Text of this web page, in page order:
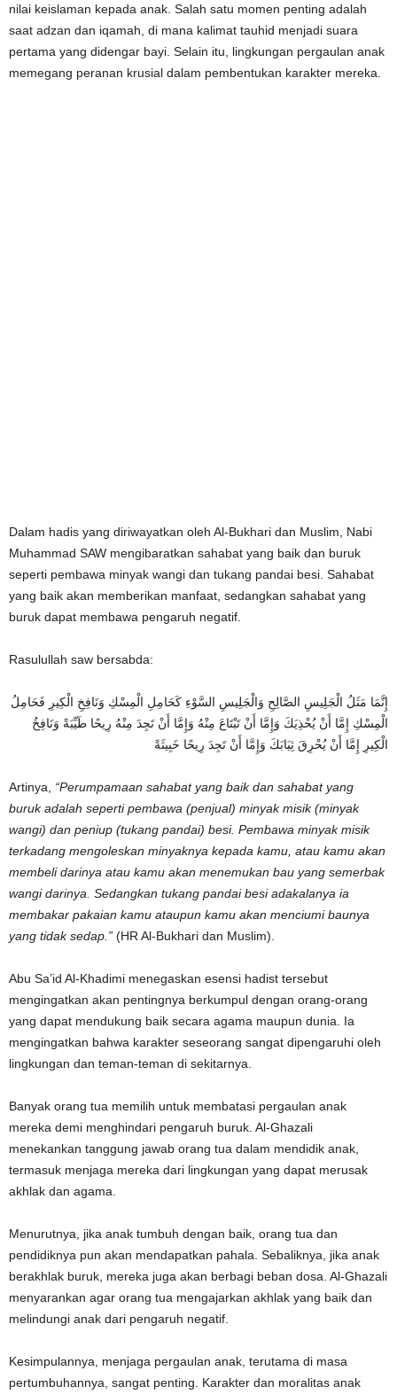
nilai keislaman kepada anak. Salah satu momen penting adalah
saat adzan dan iqamah, di mana kalimat tauhid menjadi suara
pertama yang didengar bayi. Selain itu, lingkungan pergaulan anak
memegang peranan krusial dalam pembentukan karakter mereka.
Dalam hadis yang diriwayatkan oleh Al-Bukhari dan Muslim, Nabi
Muhammad SAW mengibaratkan sahabat yang baik dan buruk
seperti pembawa minyak wangi dan tukang pandai besi. Sahabat
yang baik akan memberikan manfaat, sedangkan sahabat yang
buruk dapat membawa pengaruh negatif.
Rasulullah saw bersabda:
إِنَّمَا مَثَلُ الْجَلِيسِ الصَّالِحِ وَالْجَلِيسِ السَّوْءِ كَحَامِلِ الْمِسْكِ وَنَافِخِ الْكِيرِ فَحَامِلُ
الْمِسْكِ إِمَّا أَنْ يُحْذِيَكَ وَإِمَّا أَنْ تَبْتَاعَ مِنْهُ وَإِمَّا أَنْ تَجِدَ مِنْهُ رِيحًا طَيِّبَةً وَنَافِخُ
الْكِيرِ إِمَّا أَنْ يُحْرِقَ ثِيَابَكَ وَإِمَّا أَنْ تَجِدَ رِيحًا خَبِيثَةً
Artinya, “Perumpamaan sahabat yang baik dan sahabat yang
buruk adalah seperti pembawa (penjual) minyak misik (minyak
wangi) dan peniup (tukang pandai) besi. Pembawa minyak misik
terkadang mengoleskan minyaknya kepada kamu, atau kamu akan
membeli darinya atau kamu akan menemukan bau yang semerbak
wangi darinya. Sedangkan tukang pandai besi adakalanya ia
membakar pakaian kamu ataupun kamu akan menciumi baunya
yang tidak sedap.” (HR Al-Bukhari dan Muslim).
Abu Sa’id Al-Khadimi menegaskan esensi hadist tersebut
mengingatkan akan pentingnya berkumpul dengan orang-orang
yang dapat mendukung baik secara agama maupun dunia. Ia
mengingatkan bahwa karakter seseorang sangat dipengaruhi oleh
lingkungan dan teman-teman di sekitarnya.
Banyak orang tua memilih untuk membatasi pergaulan anak
mereka demi menghindari pengaruh buruk. Al-Ghazali
menekankan tanggung jawab orang tua dalam mendidik anak,
termasuk menjaga mereka dari lingkungan yang dapat merusak
akhlak dan agama.
Menurutnya, jika anak tumbuh dengan baik, orang tua dan
pendidiknya pun akan mendapatkan pahala. Sebaliknya, jika anak
berakhlak buruk, mereka juga akan berbagi beban dosa. Al-Ghazali
menyarankan agar orang tua mengajarkan akhlak yang baik dan
melindungi anak dari pengaruh negatif.
Kesimpulannya, menjaga pergaulan anak, terutama di masa
pertumbuhannya, sangat penting. Karakter dan moralitas anak